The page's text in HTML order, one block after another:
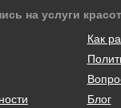
на услуги
Как
Блог